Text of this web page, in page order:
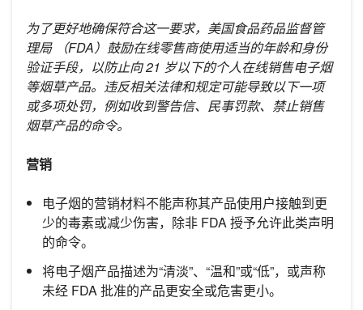
为了更好地确保符合这一要求，美国食品药品监督管
理局 （FDA）鼓励在线零售商使用适当的年龄和身份
验证手段，以防止向 21 岁以下的个人在线销售电子烟
等烟草产品。违反相关法律和规定可能导致以下一项
或多项处罚，例如收到警告信、民事罚款、禁止销售
烟草产品的命令。
营销
电子烟的营销材料不能声称其产品使用户接触到更
少的毒素或减少伤害，除非 FDA 授予允许此类声明
的命令。
将电子烟产品描述为“清淡”、“温和”或“低”，或声称
未经 FDA 批准的产品更安全或危害更小。